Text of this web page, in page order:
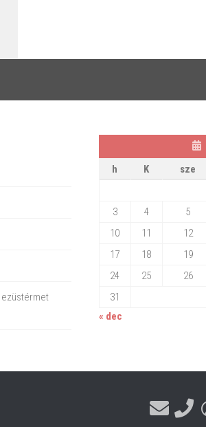
ezüstérmet
h
K sze
3
4 5
10
11 12
17
18 19
24
25 26
31
« dec